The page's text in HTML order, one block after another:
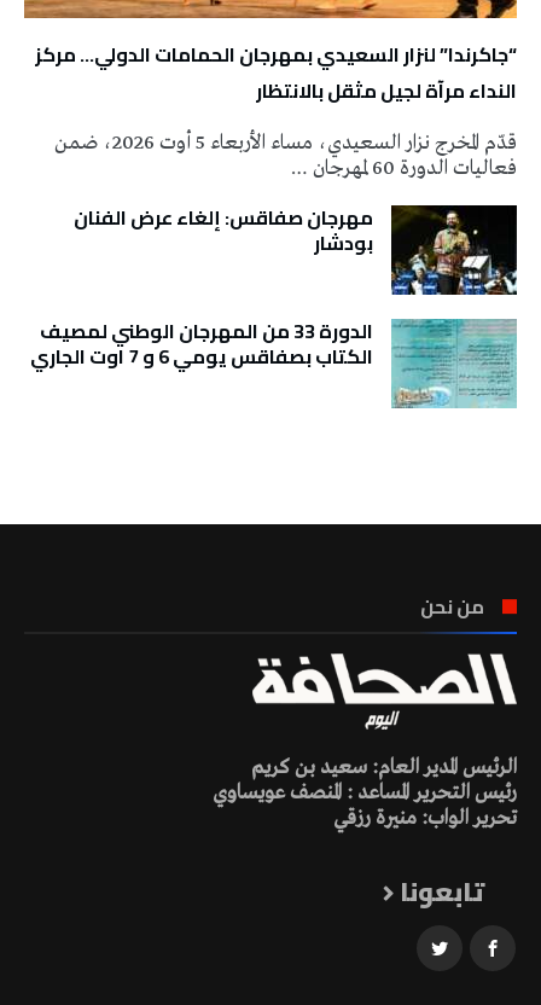
“جاكرندا” لنزار السعيدي بمهرجان الحمامات الدولي… مركز
النداء مرآة لجيل مثقل بالانتظار
قدّم المخرج نزار السعيدي، مساء الأربعاء 5 أوت 2026، ضمن
فعاليات الدورة 60 لمهرجان …
مهرجان صفاقس: إلغاء عرض الفنان
بودشار
الدورة 33 من المهرجان الوطني لمصيف
الكتاب بصفاقس يومي 6 و 7 اوت الجاري
من نحن
الرئيس المدير العام: سعيد بن كريم
رئيس التحرير المساعد : المنصف عويساوي
تحرير الواب: منيرة رزقي
تابعونا